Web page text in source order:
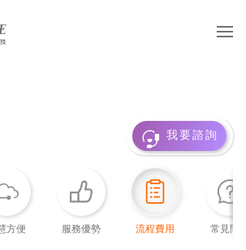
國際醫療 多元成家
我要諮詢
方便 服務優勢 流程費用 常見問